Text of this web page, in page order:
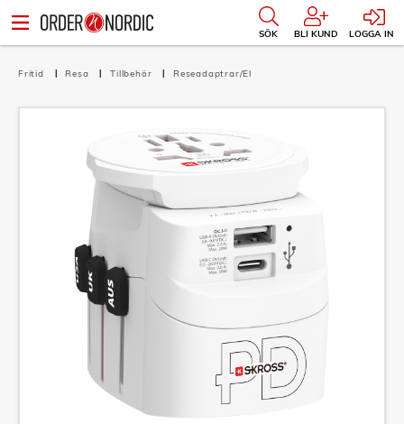
SÖK BLI KUND LOGGA IN
Fritid Resa Tillbehör Reseadaptrar/El